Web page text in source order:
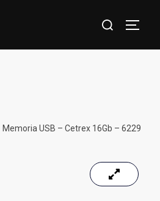
Memoria USB – Cetrex 16Gb – 6229